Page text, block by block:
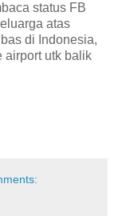
status FB
atas
di Indonesia,
airport utk balik